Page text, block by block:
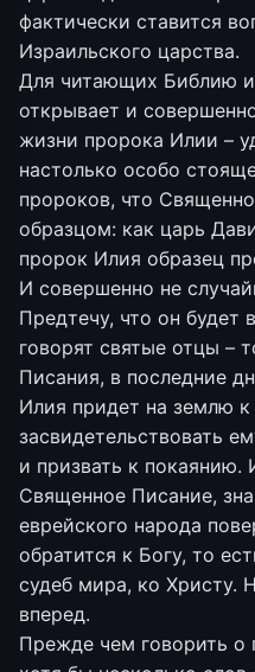
фактически ставится
Израильского царства.
Для читающих Библию
открывает и
жизни пророка Илии –
настолько особо
пророков, что
образцом: как царь
пророк Илия образец
И совершенно не
Предтечу, что он будет
говорят святые отцы –
Писания, в последние
Илия придет на землю
засвидетельствовать
и призвать к покаянию.
Священное Писание,
еврейского народа
обратится к Богу, то
судеб мира, ко Христу.
вперед.
Прежде чем говорить о